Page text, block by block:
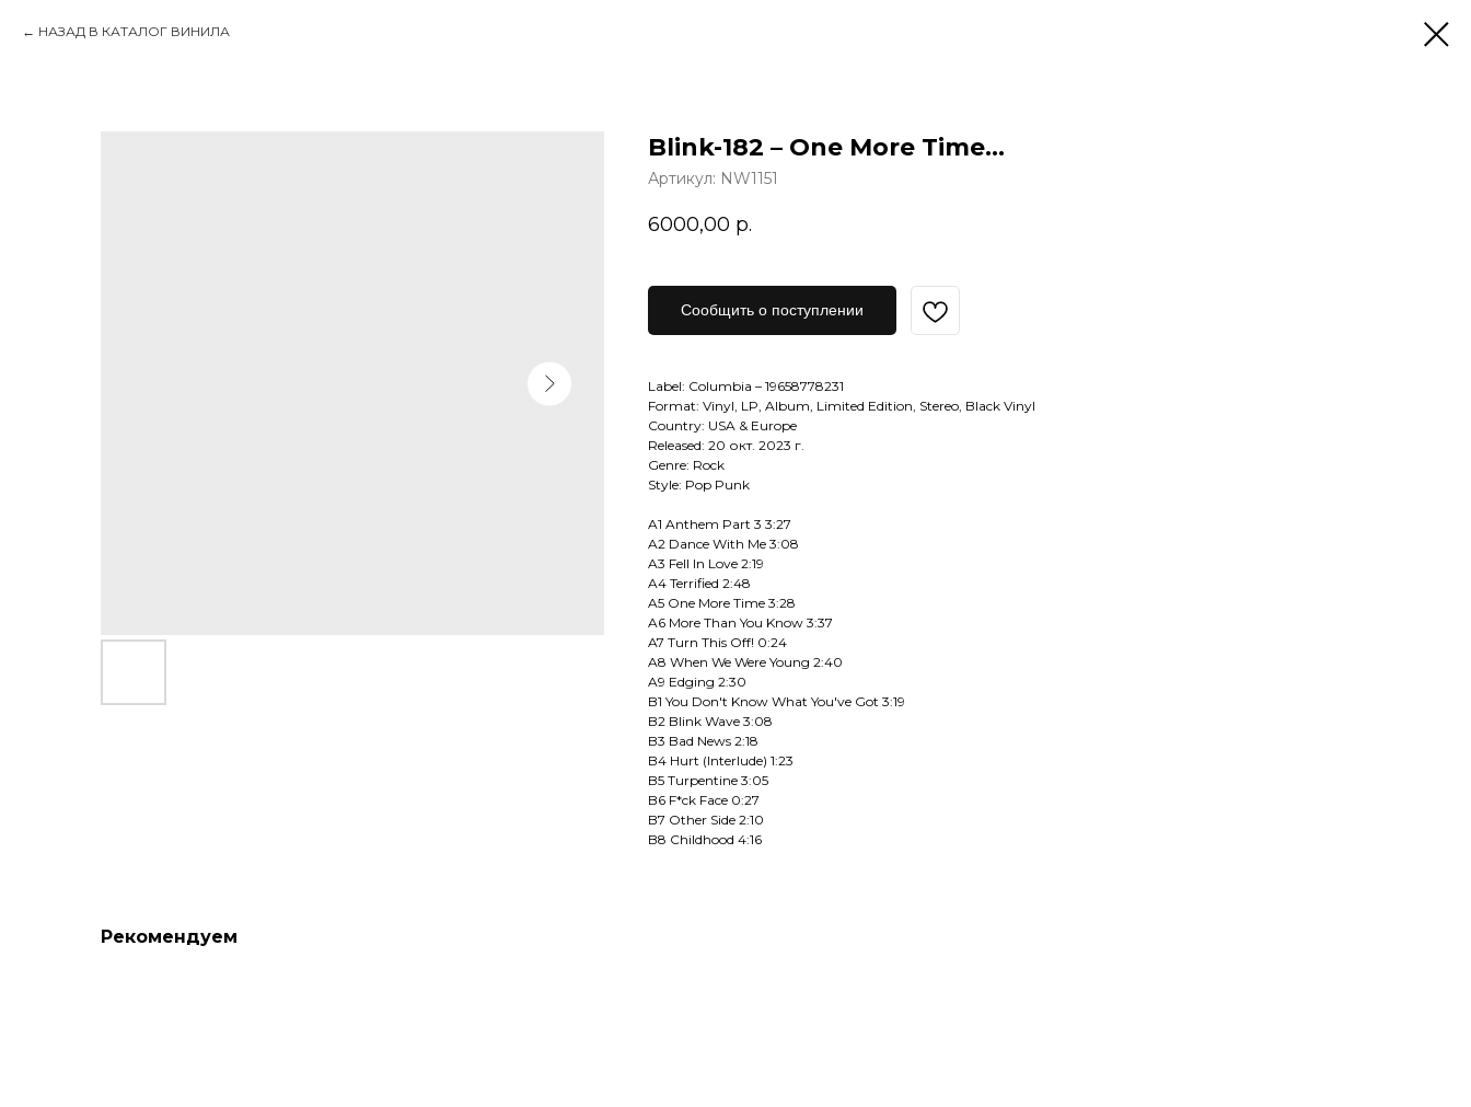
НАЗАД В КАТАЛОГ ВИНИЛА
Blink-182 – One More Time…
Артикул: NW1151
6000,00 р.
Сообщить о поступлении
Label: Columbia – 19658778231
Format: Vinyl, LP, Album, Limited Edition, Stereo, Black Vinyl
Country: USA & Europe
Released: 20 окт. 2023 г.
Genre: Rock
Style: Pop Punk
A1 Anthem Part 3 3:27
A2 Dance With Me 3:08
A3 Fell In Love 2:19
A4 Terrified 2:48
A5 One More Time 3:28
A6 More Than You Know 3:37
A7 Turn This Off! 0:24
A8 When We Were Young 2:40
A9 Edging 2:30
B1 You Don't Know What You've Got 3:19
B2 Blink Wave 3:08
B3 Bad News 2:18
B4 Hurt (Interlude) 1:23
B5 Turpentine 3:05
B6 F*ck Face 0:27
B7 Other Side 2:10
B8 Childhood 4:16
Рекомендуем